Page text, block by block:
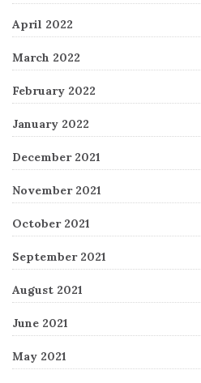
April 2022
March 2022
February 2022
January 2022
December 2021
November 2021
October 2021
September 2021
August 2021
June 2021
May 2021